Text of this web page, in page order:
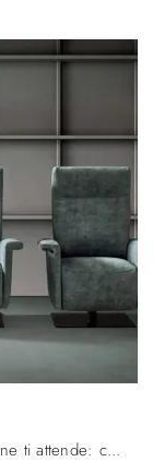
Una serie esclusiva di Poltrone relax moderne ti attende: clicca e scopri di più sul modello Fluf Relax in tessuto Samoa.